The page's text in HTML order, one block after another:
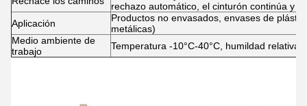
rechazo automático, el cinturón continúa y
Aplicación
Productos no envasados, envases de
metálicas)
Medio ambiente de
trabajo
Temperatura -10°C-40°C, humildad relativa